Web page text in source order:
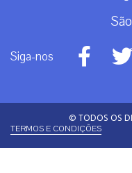
Siga-nos
© TODOS OS
TERMOS E CONDIÇÕES